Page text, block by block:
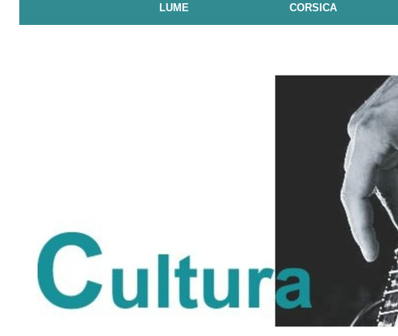
LUME
CORSICA